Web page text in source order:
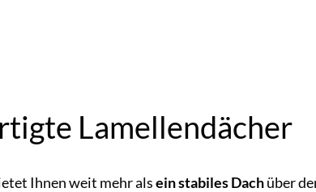
Lamellendächer
Ihnen weit mehr alsein stabiles Dachüber